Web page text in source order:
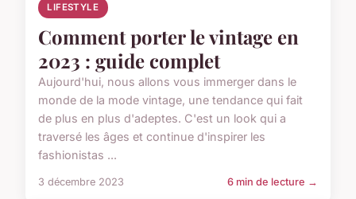
LIFESTYLE
Comment porter le vintage en
2023 : guide complet
Aujourd'hui, nous allons vous immerger dans le
monde de la mode vintage, une tendance qui fait
de plus en plus d'adeptes. C'est un look qui a
traversé les âges et continue d'inspirer les
fashionistas ...
3 décembre 2023 6 min de lecture →